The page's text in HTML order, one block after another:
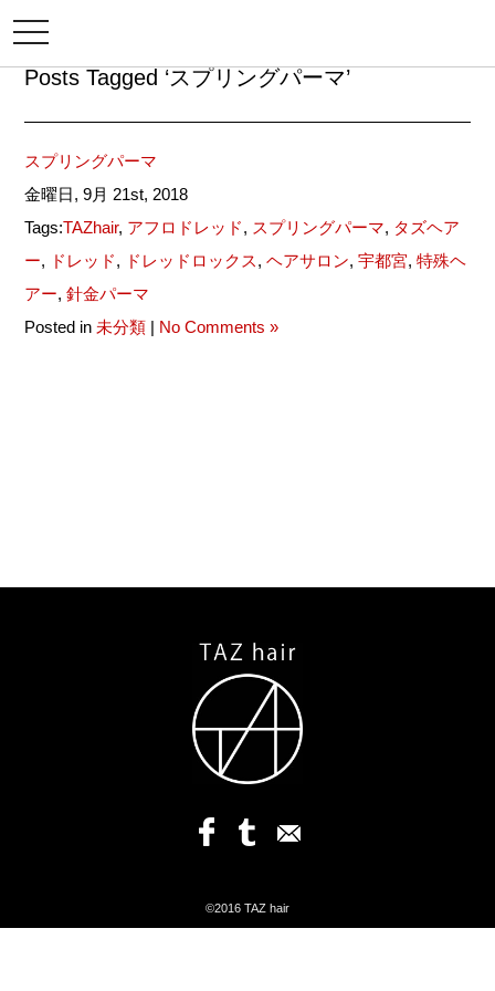
メ
ニ
ュ
ー
Posts Tagged ‘スプリングパーマ’
スプリングパーマ
金曜日, 9月 21st, 2018
Tags:TAZhair, アフロドレッド, スプリングパーマ, タズヘア
ー, ドレッド, ドレッドロックス,ヘアサロン,宇都宮,特殊ヘ
アー,針金パーマ
Posted in未分類 | No Comments »
©2016 TAZ hair